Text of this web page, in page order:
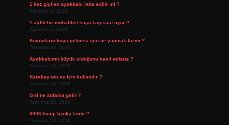
1 kez giyilen ayakkabı iade edilir mi ?
Ağustos 3, 2026
1 aylık bir muhabbet kuşu kaç saat uyur ?
Ağustos 3, 2026
Koyunların koça gelmesi için ne yapmak lazım ?
Temmuz 26, 2026
Ayakkabının büyük olduğunu nasıl anlarız ?
Temmuz 25, 2026
Karabaş otu ne için kullanılır ?
Temmuz 24, 2026
Girl ne anlama gelir ?
Temmuz 22, 2026
0006 hangi banka kodu ?
Temmuz 20, 2026